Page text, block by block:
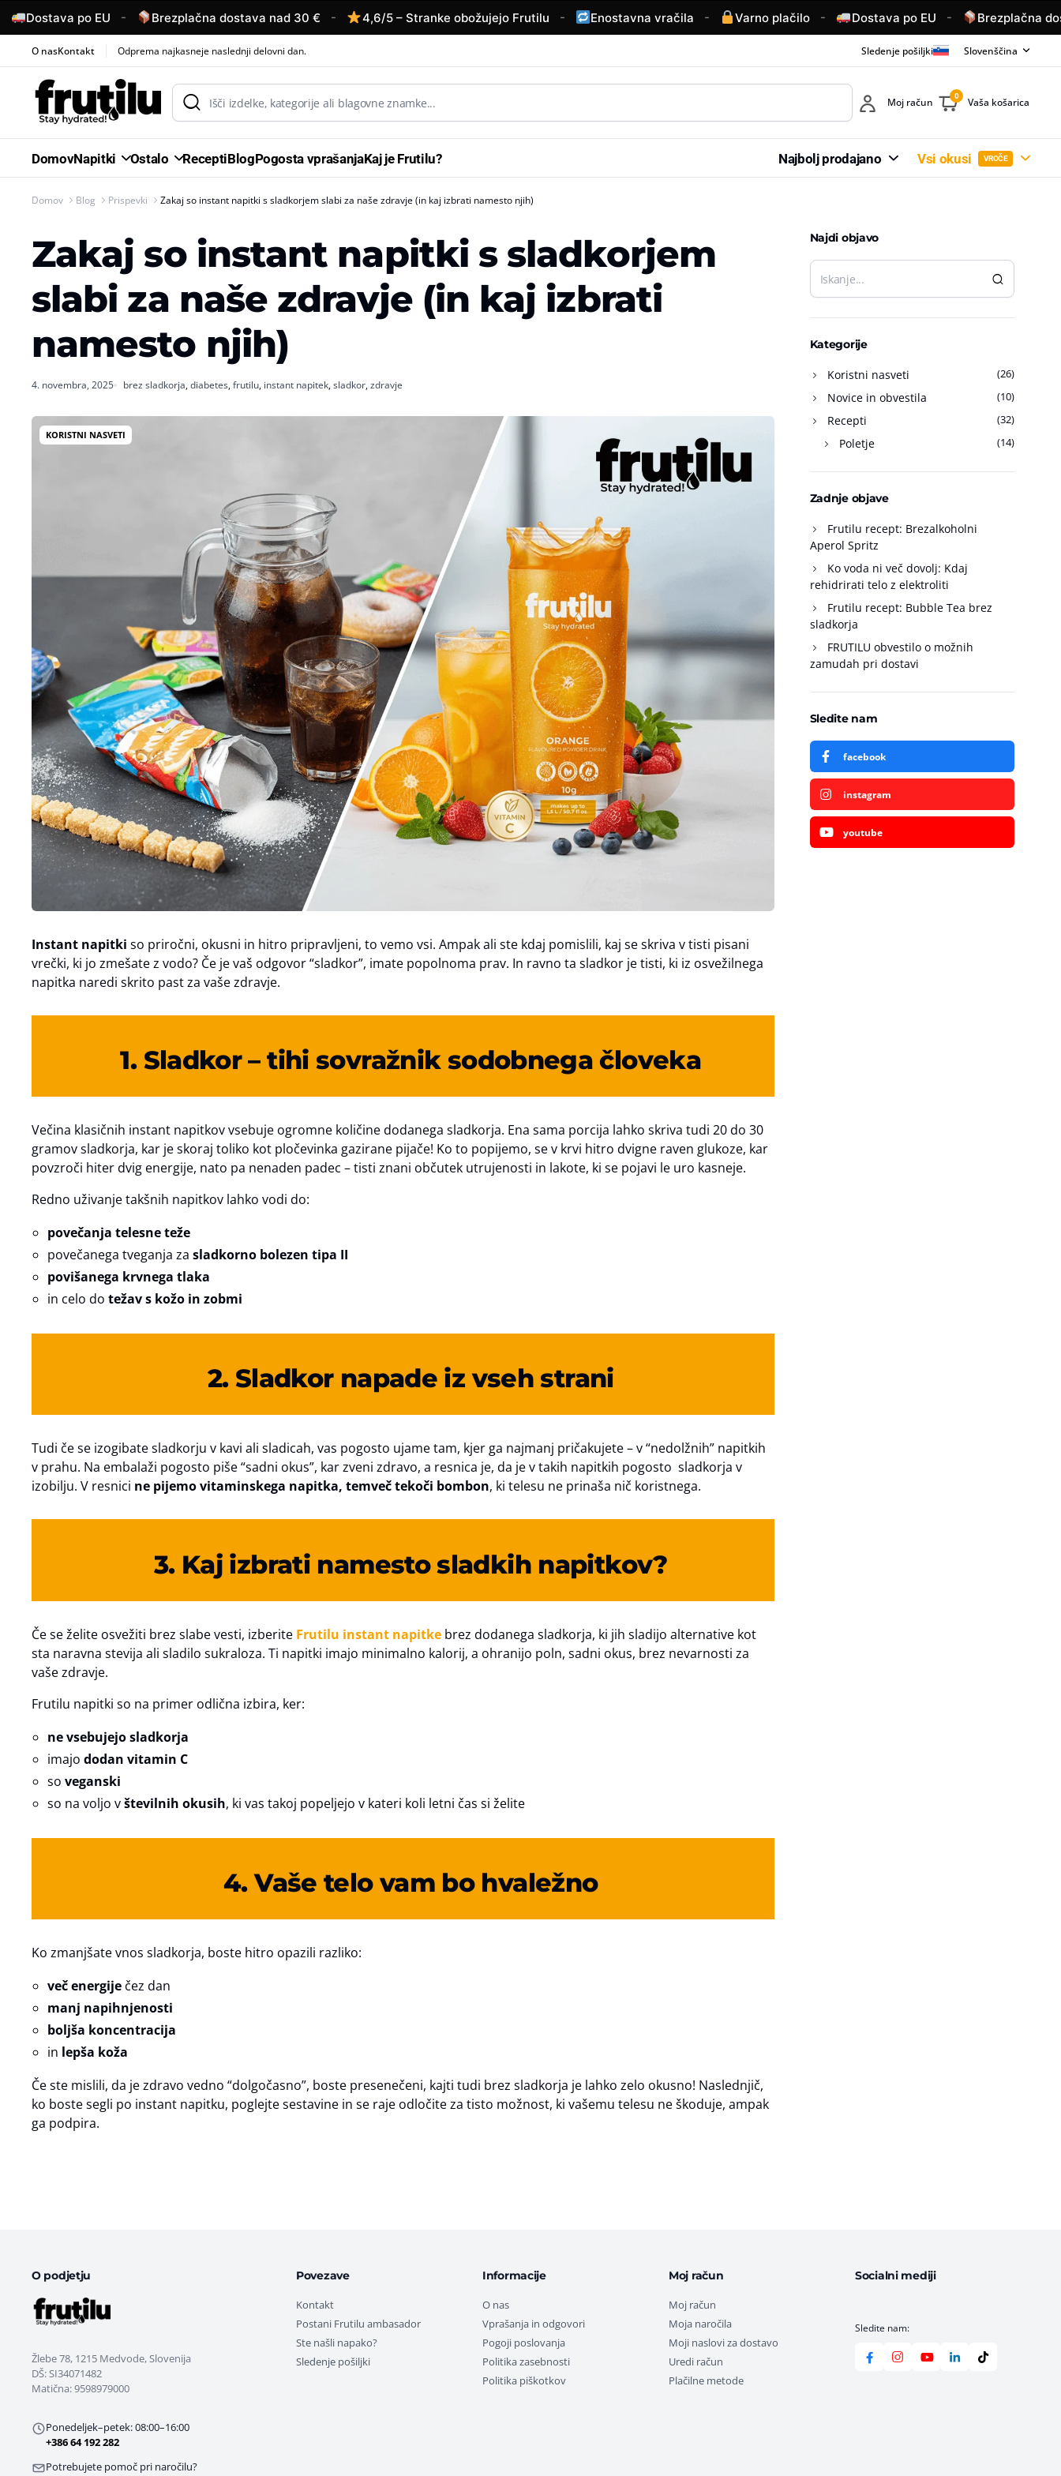
Dostava po EU - Brezplačna dostava nad 30 € - 4,6/5 – Stranke obožujejo Frutilu - Enostavna vračila - Varno plačilo - Dostava po EU - Brezplačna
O nasKontakt Odprema najkasneje naslednji delovni dan. Sledenje pošiljki Slovenščina
Moj račun 0 Vaša košarica
DomovNapitki Ostalo ReceptiBlogPogosta vprašanjaKaj je Frutilu? Najbolj prodajano Vsi okusi VROČE
Domov Blog Prispevki Zakaj so instant napitki s sladkorjem slabi za naše zdravje (in kaj izbrati namesto njih)
Zakaj so instant napitki s sladkorjem
slabi za naše zdravje (in kaj izbrati
namesto njih)
4. novembra, 2025 brez sladkorja,diabetes,frutilu, instant napitek,sladkor,zdravje
KORISTNI NASVETI
Instant napitki so priročni, okusni in hitro pripravljeni, to vemo vsi. Ampak ali ste kdaj pomislili, kaj se skriva v tisti pisani
vrečki, ki jo zmešate z vodo? Če je vaš odgovor “sladkor”, imate popolnoma prav. In ravno ta sladkor je tisti, ki iz osvežilnega
napitka naredi skrito past za vaše zdravje.
1. Sladkor – tihi sovražnik sodobnega človeka
Večina klasičnih instant napitkov vsebuje ogromne količine dodanega sladkorja. Ena sama porcija lahko skriva tudi 20 do 30
gramov sladkorja, kar je skoraj toliko kot pločevinka gazirane pijače! Ko to popijemo, se v krvi hitro dvigne raven glukoze, kar
povzroči hiter dvig energije, nato pa nenaden padec – tisti znani občutek utrujenosti in lakote, ki se pojavi le uro kasneje.
Redno uživanje takšnih napitkov lahko vodi do:
povečanja telesne teže
povečanega tveganja za sladkorno bolezen tipa II
povišanega krvnega tlaka
in celo do težav s kožo in zobmi
2. Sladkor napade iz vseh strani
Tudi če se izogibate sladkorju v kavi ali sladicah, vas pogosto ujame tam, kjer ga najmanj pričakujete – v “nedolžnih” napitkih
v prahu. Na embalaži pogosto piše “sadni okus”, kar zveni zdravo, a resnica je, da je v takih napitkih pogosto sladkorja v
izobilju. V resnici ne pijemo vitaminskega napitka, temveč tekoči bombon, ki telesu ne prinaša nič koristnega.
3. Kaj izbrati namesto sladkih napitkov?
Če se želite osvežiti brez slabe vesti, izberite Frutilu instant napitke brez dodanega sladkorja, ki jih sladijo alternative kot
sta naravna stevija ali sladilo sukraloza. Ti napitki imajo minimalno kalorij, a ohranijo poln, sadni okus, brez nevarnosti za
vaše zdravje.
Frutilu napitki so na primer odlična izbira, ker:
ne vsebujejo sladkorja
imajo dodan vitamin C
so veganski
so na voljo vštevilnih okusih, ki vas takoj popeljejo v kateri koli letni čas si želite
4. Vaše telo vam bo hvaležno
Ko zmanjšate vnos sladkorja, boste hitro opazili razliko:
več energije čez dan
manj napihnjenosti
boljša koncentracija
in lepša koža
Če ste mislili, da je zdravo vedno “dolgočasno”, boste presenečeni, kajti tudi brez sladkorja je lahko zelo okusno! Naslednjič,
ko boste segli po instant napitku, poglejte sestavine in se raje odločite za tisto možnost, ki vašemu telesu ne škoduje, ampak
ga podpira.
Najdi objavo
Kategorije
Koristni nasveti (26)
Novice in obvestila (10)
Recepti (32)
Poletje (14)
Zadnje objave
Frutilu recept: Brezalkoholni
Aperol Spritz
Ko voda ni več dovolj: Kdaj
rehidrirati telo z elektroliti
Frutilu recept: Bubble Tea brez
sladkorja
FRUTILU obvestilo o možnih
zamudah pri dostavi
Sledite nam
facebook
instagram
youtube
O podjetju
Žlebe 78, 1215 Medvode, Slovenija
DŠ: SI34071482
Matična: 9598979000
Ponedeljek–petek: 08:00–16:00
+386 64 192 282
Potrebujete pomoč pri naročilu?
Povezave
Kontakt
Postani Frutilu ambasador
Ste našli napako?
Sledenje pošiljki
Informacije
O nas
Vprašanja in odgovori
Pogoji poslovanja
Politika zasebnosti
Politika piškotkov
Moj račun
Moj račun
Moja naročila
Moji naslovi za dostavo
Uredi račun
Plačilne metode
Socialni mediji
Sledite nam: